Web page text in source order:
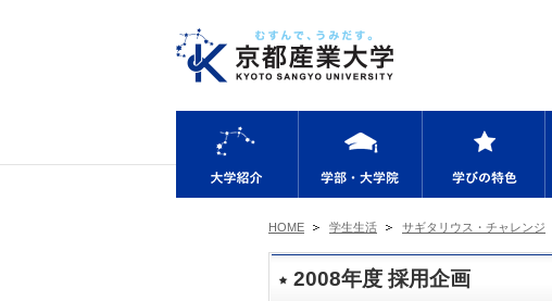
大学紹介 学部・大学院
HOME 学生生活 サギタリウス・チャレンジ
2008年度 採用企画